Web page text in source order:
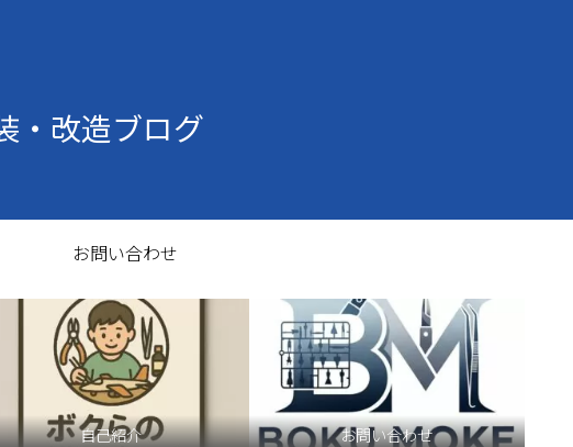
・改造ブログ
お問い合わせ
自己紹介 お問い合わせ